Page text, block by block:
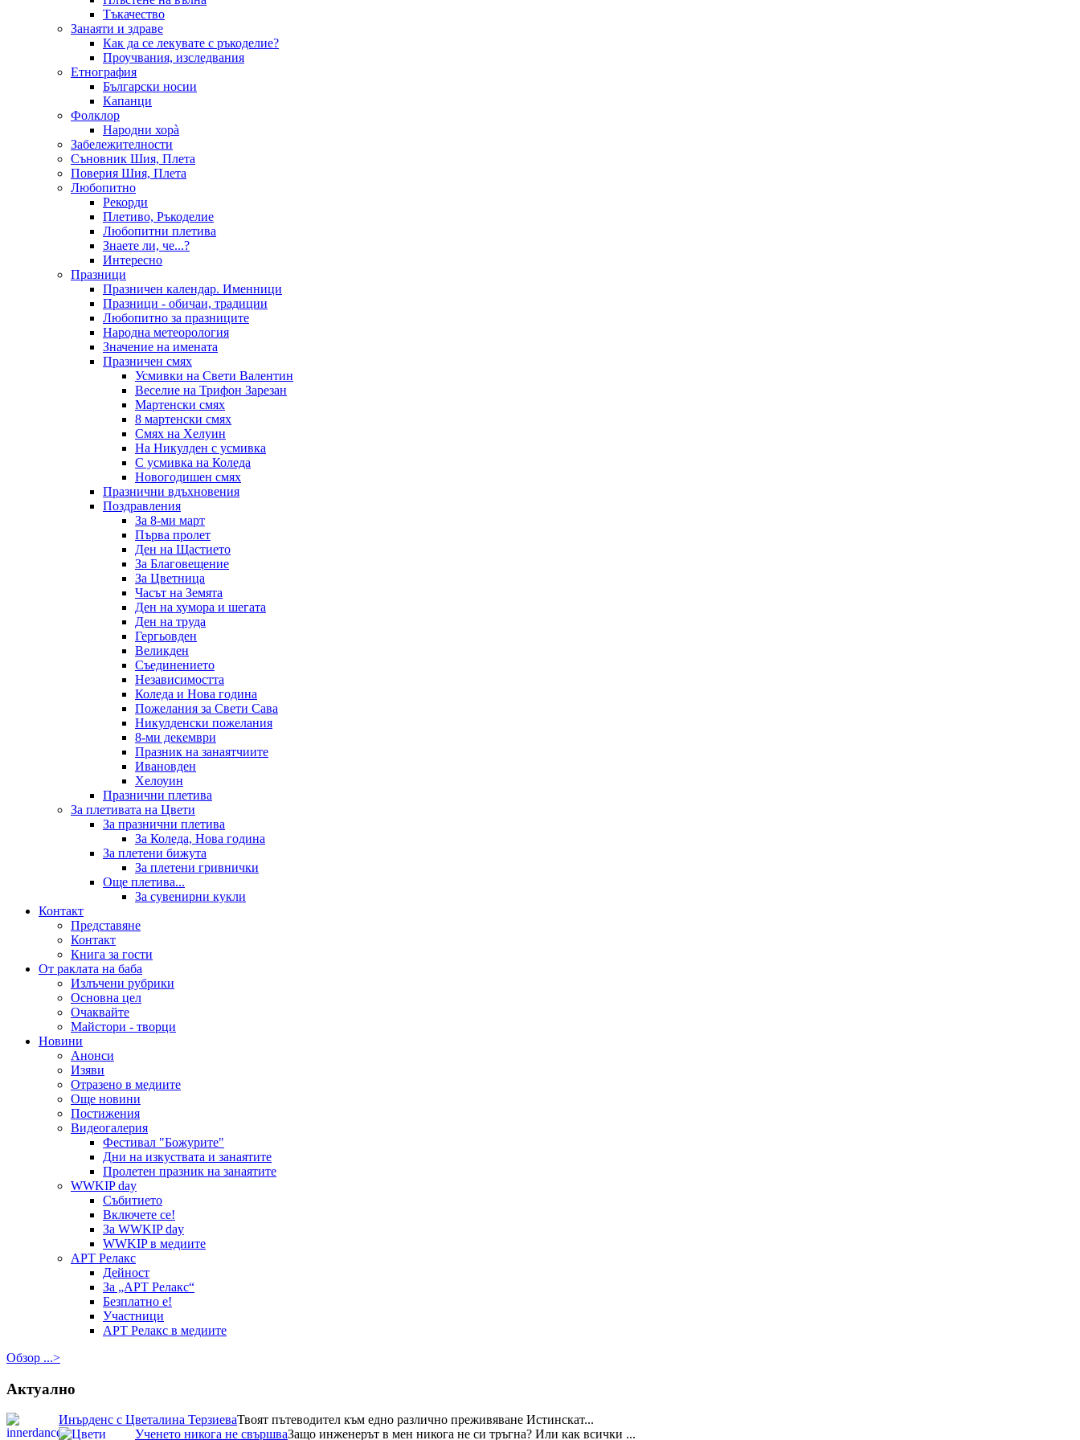
Тъкачество
Занаяти и здраве
Как да се лекувате с ръкоделие?
Проучвания, изследвания
Етнография
Български носии
Капанци
Фолклор
Народни хорà
Забележителности
Съновник Шия, Плета
Поверия Шия, Плета
Любопитно
Рекорди
Плетиво, Ръкоделие
Любопитни плетива
Знаете ли, че...?
Интересно
Празници
Празничен календар. Именници
Празници - обичаи, традиции
Любопитно за празниците
Народна метеорология
Значение на имената
Празничен смях
Усмивки на Свети Валентин
Веселие на Трифон Зарезан
Мартенски смях
8 мартенски смях
Смях на Хелуин
На Никулден с усмивка
С усмивка на Коледа
Новогодишен смях
Празнични вдъхновения
Поздравления
За 8-ми март
Първа пролет
Ден на Щастието
За Благовещение
За Цветница
Часът на Земята
Ден на хумора и шегата
Ден на труда
Гергьовден
Великден
Съединението
Независимостта
Коледа и Нова година
Пожелания за Свети Сава
Никулденски пожелания
8-ми декември
Празник на занаятчиите
Ивановден
Хелоуин
Празнични плетива
За плетивата на Цвети
За празнични плетива
За Коледа, Нова година
За плетени бижута
За плетени гривнички
Още плетива...
За сувенирни кукли
Контакт
Представяне
Контакт
Книга за гости
От раклата на баба
Излъчени рубрики
Основна цел
Очаквайте
Майстори - творци
Новини
Анонси
Изяви
Отразено в медиите
Още новини
Постижения
Видеогалерия
Фестивал "Божурите"
Дни на изкуствата и занаятите
Пролетен празник на занаятите
WWKIP day
Събитието
Включете се!
За WWKIP day
WWKIP в медиите
АРТ Релакс
Дейност
За „АРТ Релакс“
Безплатно е!
Участници
АРТ Релакс в медиите
Обзор ...>
Актуално
Инърденс с Цветалина ТерзиеваТвоят пътеводител към едно различно преживяване Истинскат...
Ученето никога не свършваЗащо инженерът в мен никога не си тръгна? Или как всички ...